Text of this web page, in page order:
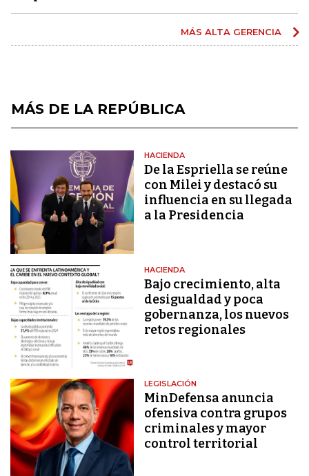
MÁS ALTA GERENCIA
MÁS DE LA REPÚBLICA
HACIENDA
De la Espriella se reúne
con Milei y destacó su
influencia en su llegada
a la Presidencia
HACIENDA
Bajo crecimiento, alta
desigualdad y poca
gobernanza, los nuevos
retos regionales
LEGISLACIÓN
MinDefensa anuncia
ofensiva contra grupos
criminales y mayor
control territorial